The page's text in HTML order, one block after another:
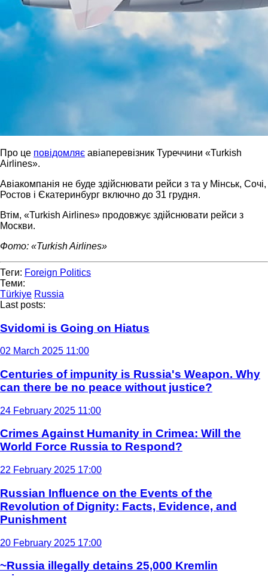
Про це повідомляє авіаперевізник Туреччини «Turkish
Airlines».
Авіакомпанія не буде здійснювати рейси з та у Мінськ, Сочі,
Ростов і Єкатеринбург включно до 31 грудня.
Втім, «Turkish Airlines» продовжує здійснювати рейси з
Москви.
Фото: «Turkish Airlines»
Теги: Foreign Politics
Теми:
Türkiye Russia
Last posts:
Svidomi is Going on Hiatus
02 March 2025 11:00
Centuries of impunity is Russia's Weapon. Why
can there be no peace without justice?
24 February 2025 11:00
Crimes Against Humanity in Crimea: Will the
World Force Russia to Respond?
22 February 2025 17:00
Russian Influence on the Events of the
Revolution of Dignity: Facts, Evidence, and
Punishment
20 February 2025 17:00
~Russia illegally detains 25,000 Kremlin